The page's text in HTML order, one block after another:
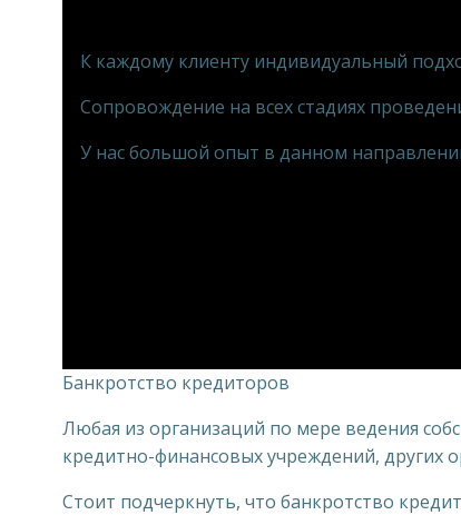
К каждому клиенту индивидуальный
Сопровождение на всех стадиях
У нас большой опыт в данном
Банкротство кредиторов
Любая из организаций по мере ведения
кредитно-финансовых учреждений, других
Стоит подчеркнуть, что банкротство